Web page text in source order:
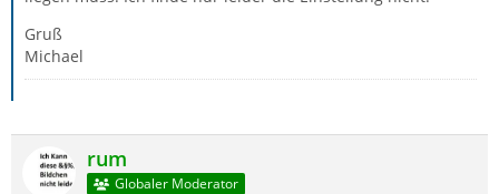
Gruß
Michael
rum
Globaler Moderator